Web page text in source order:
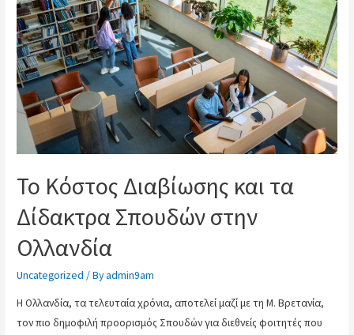
Το Κόστος Διαβίωσης και τα
Δίδακτρα Σπουδών στην
Ολλανδία
Uncategorized / Byadmin9am
Η Ολλανδία, τα τελευταία χρόνια, αποτελεί μαζί με τη Μ. Βρετανία,
τον πιο δημοφιλή προορισμός Σπουδών για διεθνείς φοιτητές που